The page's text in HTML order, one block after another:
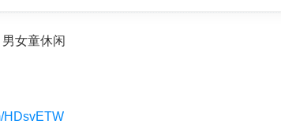
女童休闲
HDsvETW